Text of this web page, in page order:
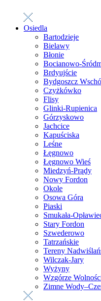
Osiedla
Bartodzieje
Bielawy
Błonie
Bocianowo-
Brdyujście
Bydgoszcz
Czyżkówko
Flisy
Glinki-Rupienica
Górzyskowo
Jachcice
Kapuściska
Leśne
Łęgnowo
Łęgnowo Wieś
Miedzyń-Prądy
Nowy Fordon
Okole
Osowa Góra
Piaski
Smukała-
Stary Fordon
Szwederowo
Tatrzańskie
Tereny
Wilczak-Jary
Wyżyny
Wzgórze
Zimne